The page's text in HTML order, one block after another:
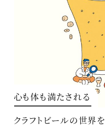
心も体も満たされる
クラフトビールの世界を